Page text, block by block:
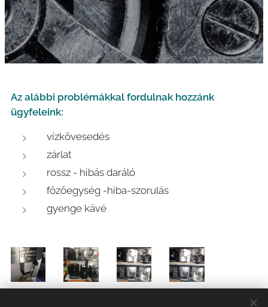
Az alábbi problémákkal fordulnak hozzánk
ügyfeleink:
vízkövesedés
zárlat
rossz - hibás daráló
főzőegység -hiba-szorulás
gyenge kávé